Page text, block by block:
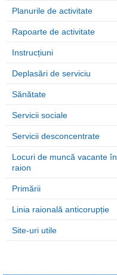
Planurile de activitate
Rapoarte de activitate
Instrucțiuni
Deplasări de serviciu
Sănătate
Servicii sociale
Servicii desconcentrate
Locuri de muncă vacante în
raion
Primării
Linia raională anticorupție
Site-uri utile